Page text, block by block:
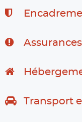
Assurances
Transport